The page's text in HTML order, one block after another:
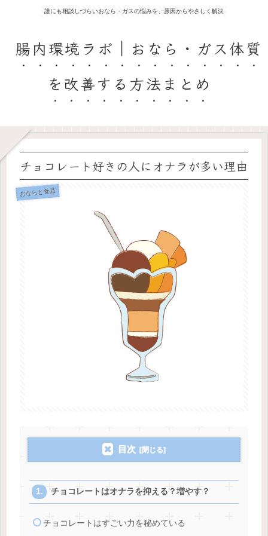
誰にも相談しづらいおなら・ガスの悩みを、原因からやさしく解決
腸内環境ラボ｜おなら・ガス体質
を改善する方法まとめ
チョコレート好きの人にオナラが多い理由
おならと食品
目次
チョコレートはオナラを抑える？増やす？
チョコレートはすごい力を秘めている